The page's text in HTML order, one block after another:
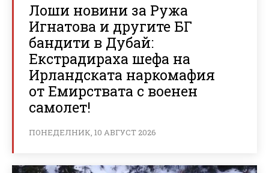
Лоши новини за Ружа
Игнатова и другите БГ
бандити в Дубай:
Екстрадираха шефа на
Ирландската наркомафия
от Емирствата с военен
самолет!
ПОНЕДЕЛНИК, 10 АВГУСТ 2026